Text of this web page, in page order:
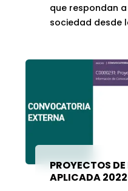
que respondan
sociedad desde
PROYECTOS
APLICADA